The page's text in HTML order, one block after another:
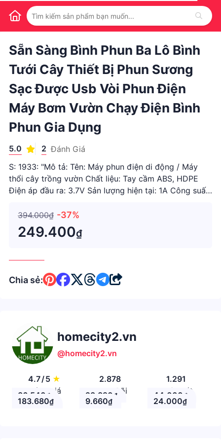
1 /
Sẵn Sàng Bình Phun Ba Lô Bình
Tưới Cây Thiết Bị Phun Sương
Sạc Được Usb Vòi Phun Điện
Máy Bơm Vườn Chạy Điện Bình
Phun Gia Dụng
5.0 2 Đánh Giá
S: 1933: "Mô tả: Tên: Máy phun điện di động / Máy
thổi cây trồng vườn Chất liệu: Tay cầm ABS, HDPE
Điện áp đầu ra: 3.7V Sản lượng hiện tại: 1A Công suất
gian sử dụng: khoảng 2-3 giờ Thời gian sạc: khoảng 4
giờ Máy bơm:
394.000₫ -37%
249.400₫
Chia sẻ:
homecity2.vn
@homecity2.vn
4.7/5 ★
Đánh giá
2.878
Theo Dõi
1.291
Nhận xét
36.540 ₫ 28.890 ₫ 44.000 ₫
183.680₫ 9.660₫ 24.000₫